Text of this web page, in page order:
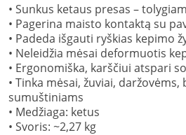
• Sunkus ketaus presas –
• Pagerina maisto kontaktą su
• Padeda išgauti ryškias kepimo
• Neleidžia mėsai deformuotis
• Ergonomiška, karščiui atspari
• Tinka mėsai, žuviai,
sumuštiniams
• Medžiaga: ketus
• Svoris: ~2,27 kg